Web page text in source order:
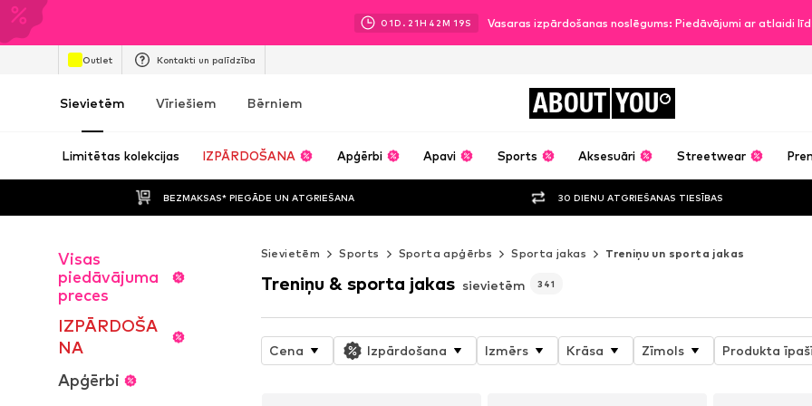
01D. 21H 42M 17S Vasaras izpārdošanas noslēgums: Piedāvājumi ar atlaidi
Outlet Kontakti un palīdzība
Sievietēm Vīriešiem Bērniem ABOUT YOU
Limitētas kolekcijas IZPĀRDOŠANA Apģērbi Apavi Sports Aksesuāri Streetwear
BEZMAKSAS* PIEGĀDE UN ATGRIEŠANA 30 DIENU ATGRIEŠANAS TIESĪBAS
Visas
piedāvājuma
preces
IZPĀRDOŠA
NA
Apģērbi
Sievietēm Sports Sporta apģērbs Sporta jakas Treniņu un sporta jakas
Treniņu & sporta jakas sievietēm 341
Cena Izpārdošana Izmērs Krāsa Zīmols Produkta